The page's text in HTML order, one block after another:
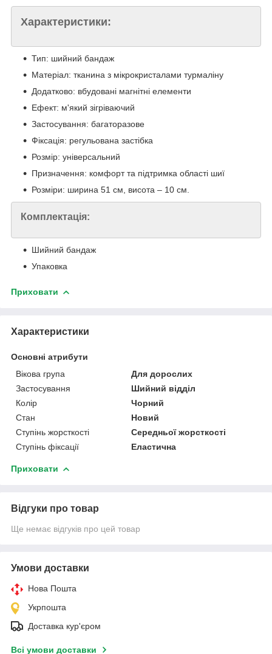
Характеристики:
Тип: шийний бандаж
Матеріал: тканина з мікрокристалами турмаліну
Додатково: вбудовані магнітні елементи
Ефект: м'який зігріваючий
Застосування: багаторазове
Фіксація: регульована застібка
Розмір: універсальний
Призначення: комфорт та підтримка області шиї
Розміри: ширина 51 см, висота – 10 см.
Комплектація:
Шийний бандаж
Упаковка
Приховати
Характеристики
Основні атрибути
Вікова група
Для дорослих
Застосування
Шийний відділ
Колір
Чорний
Стан
Новий
Ступінь жорсткості
Середньої жорсткості
Ступінь фіксації
Еластична
Приховати
Відгуки про товар
Ще немає відгуків про цей товар
Умови доставки
Нова Пошта
Укрпошта
Доставка кур'єром
Всі умови доставки